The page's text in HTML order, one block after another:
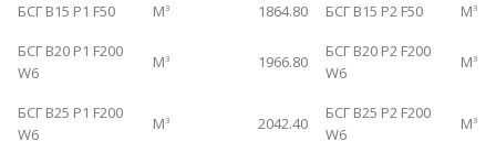
БСГ B15 P1 F50 М3 1864.80 БСГ B15 P2 F50 М3
БСГ B20 P1 F200
W6
М3 1966.80
БСГ B20 P2 F200
W6
М3
БСГ B25 P1 F200
W6
М3 2042.40
БСГ B25 P2 F200
W6
М3